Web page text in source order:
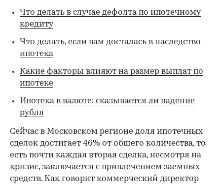
Что делать в случае дефолта по ипотечному
кредиту
Что делать, если вам досталась в наследство
ипотека
Какие факторы влияют на размер выплат по
ипотеке
Ипотека в валюте: сказывается ли падение
рубля
Сейчас в Московском регионе доля ипотечных
сделок достигает 46% от общего количества, то
есть почти каждая вторая сделка, несмотря на
кризис, заключается с привлечением заемных
средств. Как говорит коммерческий директор